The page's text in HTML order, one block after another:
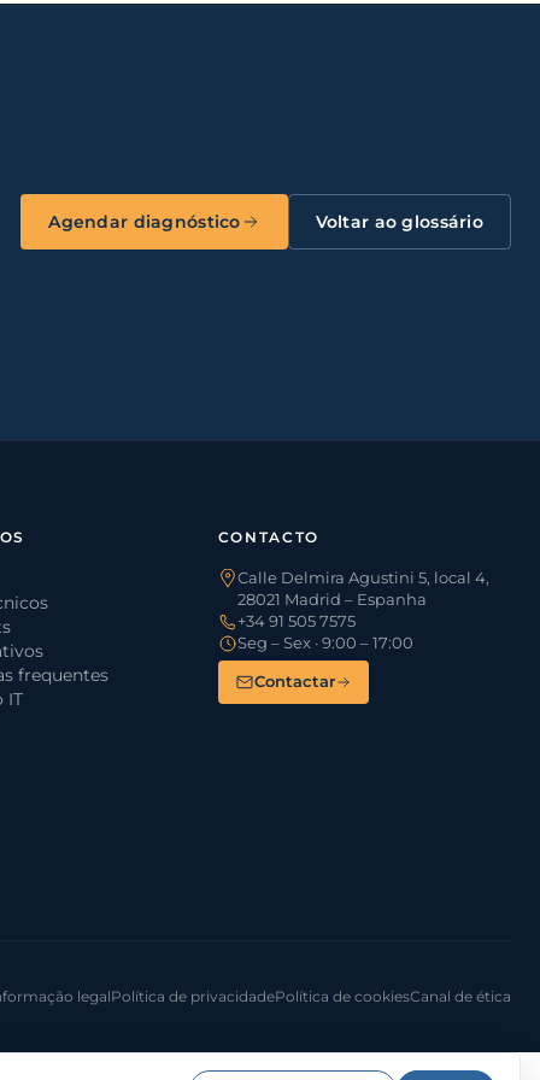
Agendar diagnóstico Voltar ao glossário
frequentes
IT
CONTACTO
Calle Delmira Agustini 5, local 4,
28021 Madrid – Espanha
+34 91 505 7575
Seg – Sex · 9:00 – 17:00
Contactar
legalPolítica de privacidadePolítica de cookiesCanal de ética